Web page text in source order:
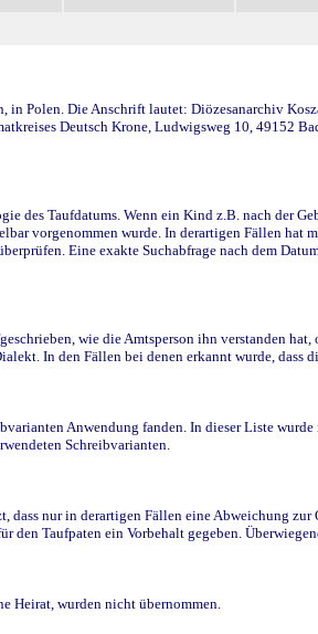
Polen. Die Anschrift lautet: Diözesanarchiv
Deutsch Krone, Ludwigsweg 10, 49152
des Taufdatums. Wenn ein Kind z.B. nach der
vorgenommen wurde. In derartigen Fällen hat
Eine exakte Suchabfrage nach dem
wie die Amtsperson ihn verstanden hat,
In den Fällen bei denen erkannt wurde,
Anwendung fanden. In dieser Liste
Schreibvarianten.
nur in derartigen Fällen eine Abweichung
Taufpaten ein Vorbehalt gegeben.
Heirat, wurden nicht übernommen.